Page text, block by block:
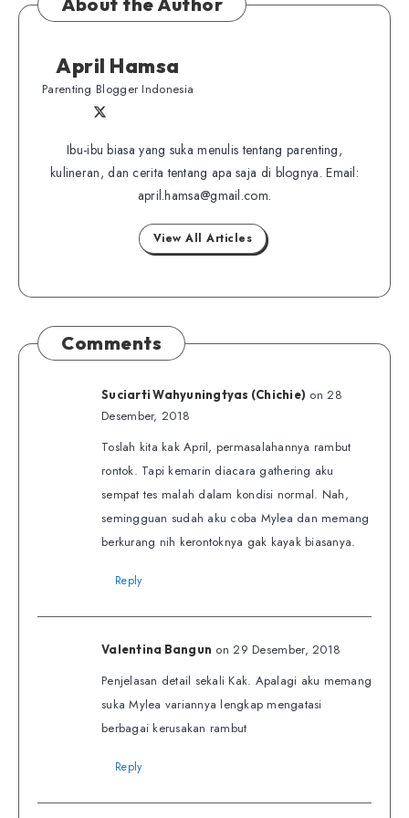
April Hamsa
Parenting Blogger Indonesia
on
me
on
Facebook
Ibu-ibu biasa yang suka menulis tentang parenting,
kulineran, dan cerita tentang apa saja di blognya. Email:
april.hamsa@gmail.com.
View All Articles
Comments
Suciarti Wahyuningtyas (Chichie) on 28
Desember, 2018
Toslah kita kak April, permasalahannya rambut
rontok. Tapi kemarin diacara gathering aku
sempat tes malah dalam kondisi normal. Nah,
semingguan sudah aku coba Mylea dan memang
berkurang nih kerontoknya gak kayak biasanya.
Reply
Valentina Bangun on 29 Desember, 2018
Penjelasan detail sekali Kak. Apalagi aku memang
suka Mylea variannya lengkap mengatasi
berbagai kerusakan rambut
Reply